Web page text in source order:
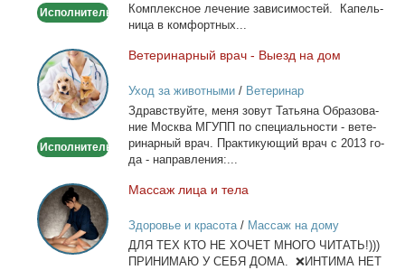
Исполнитель
Ком­плекс­ное ле­че­ние за­ви­си­мо­стей. Ка­пель­
ни­ца в ком­форт­ных...
Ветеринарный
врач
-
Выезд
дом
Исполнитель
Ве­те­ри­нар­ный врач - Вы­езд на дом
Уход за животными/ Ветеринар
Здрав­ствуй­те, ме­ня зо­вут Та­тья­на Об­ра­зо­ва­
ние Москва МГУПП по спе­ци­аль­но­сти - ве­те­
ри­нар­ный врач. Прак­ти­ку­ю­щий врач с 2013 го­
да - на­прав­ле­ния:...
Массаж
лица
и
тела
Мас­саж ли­ца и те­ла
Здоровье и красота/ Массаж на дому
ДЛЯ ТЕХ КТО НЕ ХОЧЕТ МНОГО ЧИТАТЬ!)))
ПРИНИМАЮ У СЕБЯ ДОМА. ❌ИНТИМА НЕТ